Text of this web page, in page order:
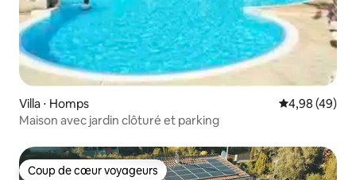
Villa ⋅ Homps Évaluation
4,98 (49)
Maison avec jardin clôturé et parking
Coup de cœur voyageurs
Coup de cœur voyageurs